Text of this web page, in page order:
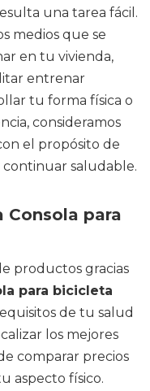
una tarea fácil.
medios que se
en tu vivienda,
entrenar
tu forma física o
consideramos
el propósito de
saludable.
Consola para
productos gracias
para bicicleta
de tu salud
los mejores
comparar precios
aspecto físico.